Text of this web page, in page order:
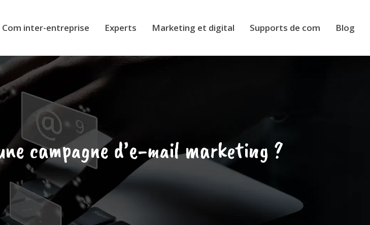
Com inter-entreprise Experts Marketing et digital Supports de com Blog
campagne d’e-mail marketing ?